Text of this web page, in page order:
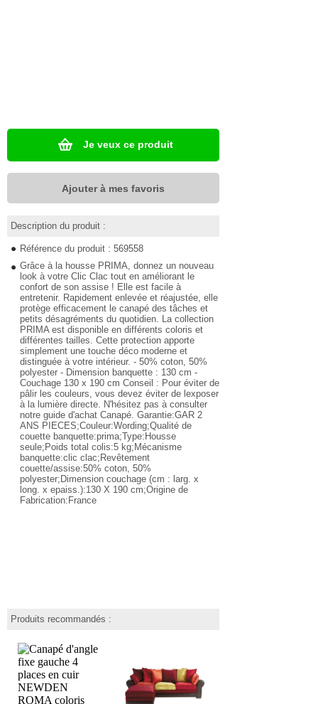
Je veux ce produit
Ajouter à mes favoris
Description du produit :
Référence du produit : 569558
Grâce à la housse PRIMA, donnez un nouveau
look à votre Clic Clac tout en améliorant le
confort de son assise ! Elle est facile à
entretenir. Rapidement enlevée et réajustée, elle
protège efficacement le canapé des tâches et
petits désagréments du quotidien. La collection
PRIMA est disponible en différents coloris et
différentes tailles. Cette protection apporte
simplement une touche déco moderne et
distinguée à votre intérieur. - 50% coton, 50%
polyester - Dimension banquette : 130 cm -
Couchage 130 x 190 cm Conseil : Pour éviter de
pâlir les couleurs, vous devez éviter de lexposer
à la lumière directe. N'hésitez pas à consulter
notre guide d'achat Canapé. Garantie:GAR 2
ANS PIECES;Couleur:Wording;Qualité de
couette banquette:prima;Type:Housse
seule;Poids total colis:5 kg;Mécanisme
banquette:clic clac;Revêtement
couette/assise:50% coton, 50%
polyester;Dimension couchage (cm : larg. x
long. x epaiss.):130 X 190 cm;Origine de
Fabrication:France
Produits recommandés :